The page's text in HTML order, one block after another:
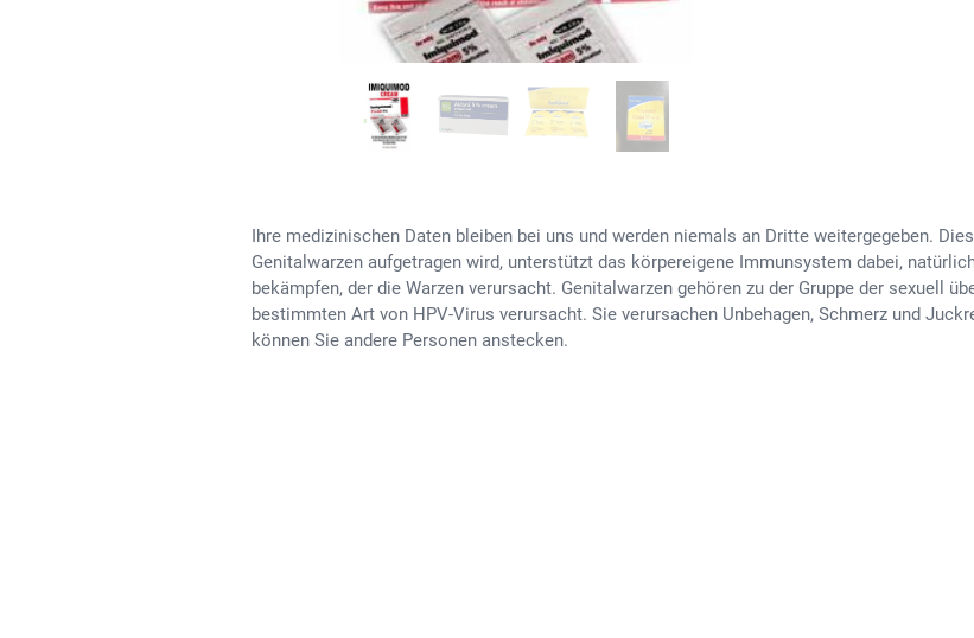
Ihre medizinischen Daten bleiben bei uns und werden niemals an Dritte weitergegeben.
Genitalwarzen aufgetragen wird, unterstützt das körpereigene Immunsystem dabei,
bekämpfen, der die Warzen verursacht. Genitalwarzen gehören zu der Gruppe der sexuell
bestimmten Art von HPV-Virus verursacht. Sie verursachen Unbehagen, Schmerz und
können Sie andere Personen anstecken.